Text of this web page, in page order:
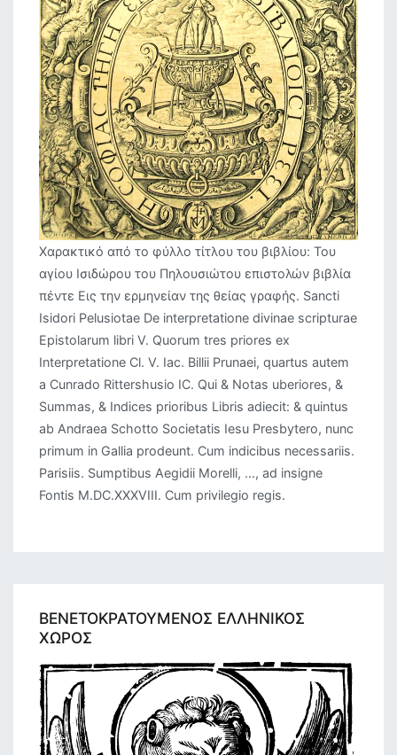
Χαρακτικό από το φύλλο τίτλου του βιβλίου: Του
αγίου Ισιδώρου του Πηλουσιώτου επιστολών βιβλία
πέντε Εις την ερμηνείαν της θείας γραφής. Sancti
Isidori Pelusiotae De interpretatione divinae scripturae
Epistolarum libri V. Quorum tres priores ex
Interpretatione Cl. V. Iac. Billii Prunaei, quartus autem
a Cunrado Rittershusio IC. Qui & Notas uberiores, &
Summas, & Indices prioribus Libris adiecit: & quintus
ab Andraea Schotto Societatis Iesu Presbytero, nunc
primum in Gallia prodeunt. Cum indicibus necessariis.
Parisiis. Sumptibus Aegidii Morelli, ..., ad insigne
Fontis M.DC.XXXVIII. Cum privilegio regis.
ΒΕΝΕΤΟΚΡΑΤΟΥΜΕΝΟΣ ΕΛΛΗΝΙΚΟΣ
ΧΩΡΟΣ